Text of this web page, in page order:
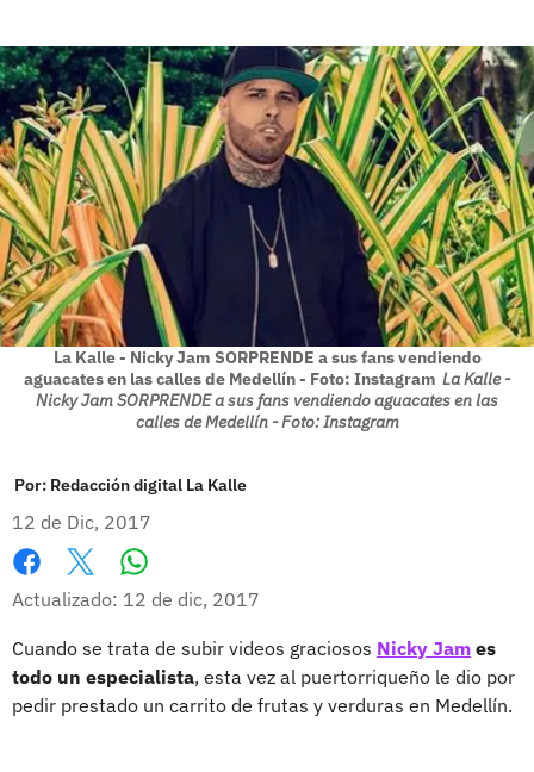
La Kalle - Nicky Jam SORPRENDE a sus fans vendiendo
aguacates en las calles de Medellín - Foto: Instagram La Kalle -
Nicky Jam SORPRENDE a sus fans vendiendo aguacates en las
calles de Medellín - Foto: Instagram
Por: Redacción digital La Kalle
12 de Dic, 2017
Facebook
X
Actualizado: 12 de dic, 2017
Cuando se trata de subir videos graciosos Nicky Jam es
todo un especialista, esta vez al puertorriqueño le dio por
pedir prestado un carrito de frutas y verduras en Medellín.